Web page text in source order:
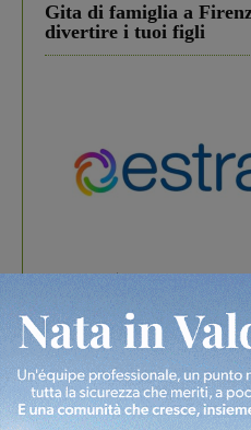
Gita di famiglia a
divertire i tuoi figli
Estra Notizie agosto:
studenti coinvolti,
debutta il podcast